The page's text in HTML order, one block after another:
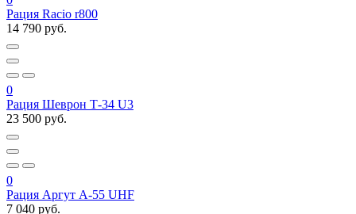
Рация Racio r800
14 790 руб.
0
Рация Шеврон Т-34 U3
23 500 руб.
0
Рация Аргут А-55 UHF
7 040 руб.